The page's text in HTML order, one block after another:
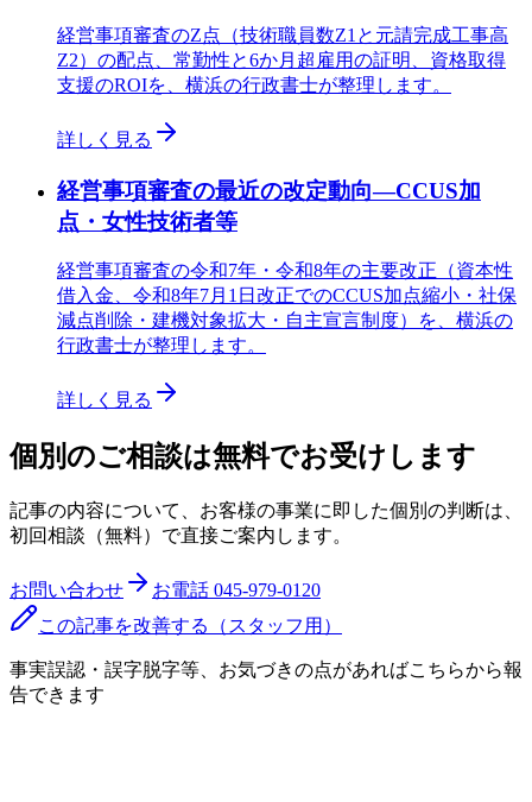
経営事項審査のZ点（技術職員数Z1と元請完成工事高
Z2）の配点、常勤性と6か月超雇用の証明、資格取得
支援のROIを、横浜の行政書士が整理します。
詳しく見る
経営事項審査の最近の改定動向—CCUS加
点・女性技術者等
経営事項審査の令和7年・令和8年の主要改正（資本性
借入金、令和8年7月1日改正でのCCUS加点縮小・社保
減点削除・建機対象拡大・自主宣言制度）を、横浜の
行政書士が整理します。
詳しく見る
個別のご相談は無料でお受けします
記事の内容について、お客様の事業に即した個別の判断は、
初回相談（無料）で直接ご案内します。
お問い合わせ お電話 045-979-0120
この記事を改善する（スタッフ用）
事実誤認・誤字脱字等、お気づきの点があればこちらから報
告できます